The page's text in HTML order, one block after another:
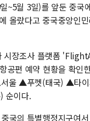
특정 정치인 측근
李 "해남 태양광,
~5월 3일)를 앞둔 중국
올랐다고 중국중앙인
장조사 플랫폼
공편 예약 현황을 확인
울 ▲푸껫(태국) ▲타
순이다.
국의 특별행정지구여